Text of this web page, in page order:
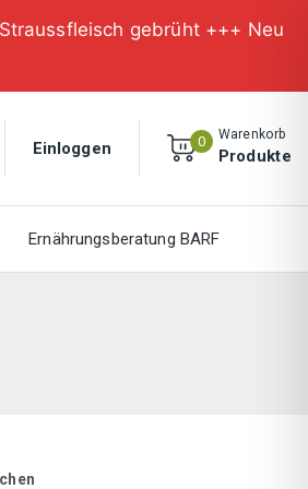
gebrüht +++ Neu
Einloggen 0 Warenkorb
Produkte
Ernährungsberatung BARF